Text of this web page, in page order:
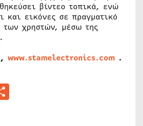
βίντεο τοπικά, ενώ
και εικόνες σε πραγματικό
χρηστών, μέσω της
www.stamelectronics.com .